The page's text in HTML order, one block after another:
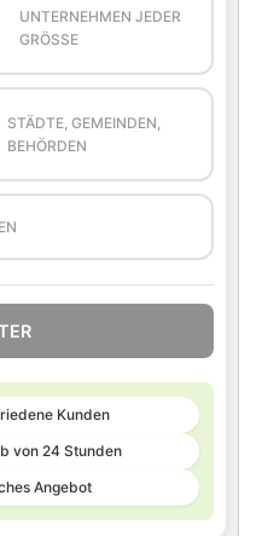
UNTERNEHMEN JEDER
GRÖSSE
STÄDTE, GEMEINDEN,
BEHÖRDEN
Kunden
von 24 Stunden
Angebot